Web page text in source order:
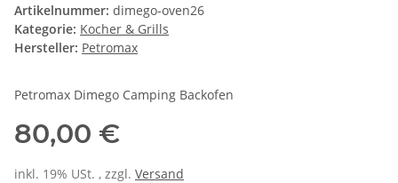
Artikelnummer: dimego-oven26
Kategorie: Kocher & Grills
Hersteller: Petromax
Petromax Dimego Camping Backofen
80,00 €
inkl. 19% USt. , zzgl. Versand